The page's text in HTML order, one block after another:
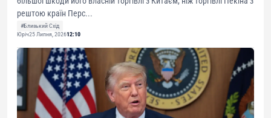
рештою країн Перс...
#Близький Схід
Юріч25 Липня, 202612:10